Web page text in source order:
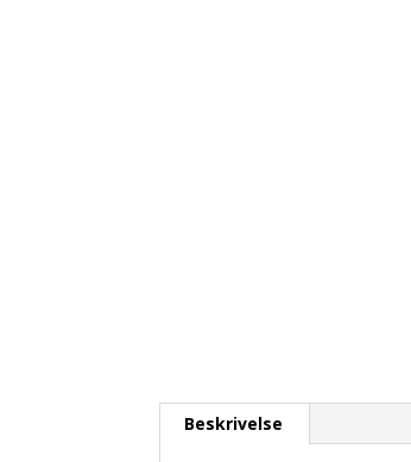
Beskrivelse